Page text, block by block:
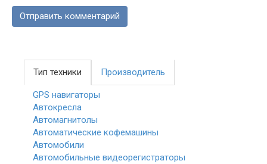
Тип техники Производитель
GPS навигаторы
Автокресла
Автомагнитолы
Автоматические кофемашины
Автомобили
Автомобильные видеорегистраторы